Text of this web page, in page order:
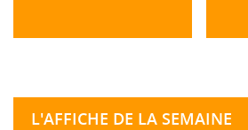
L'AFFICHE DE LA SEMAINE